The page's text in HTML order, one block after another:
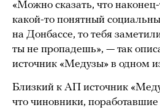
«Можно сказать, что наконец-
какой-то понятный
на Донбассе, то тебя
ты не пропадешь», — так
источник «Медузы» в одном
Близкий к АП источник
что чиновники, поработавшие